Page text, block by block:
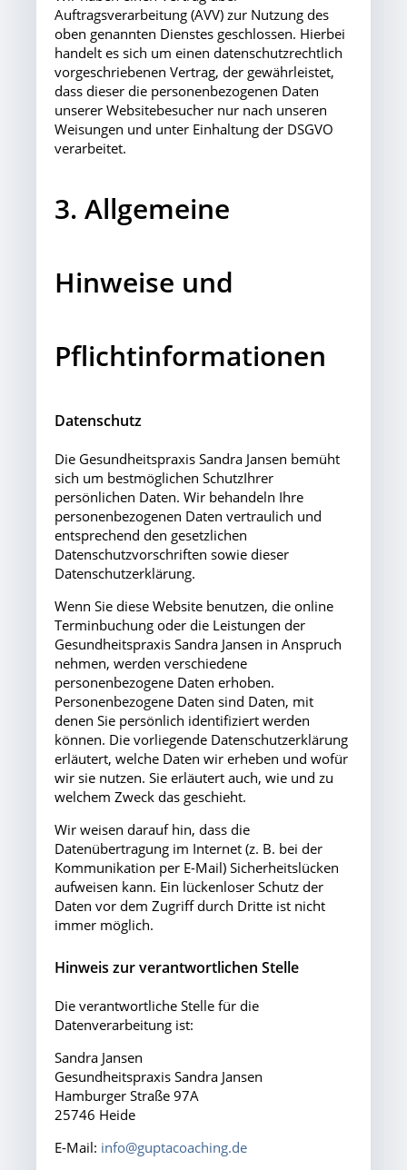
Auftragsverarbeitung (AVV) zur Nutzung des
oben genannten Dienstes geschlossen. Hierbei
handelt es sich um einen datenschutzrechtlich
vorgeschriebenen Vertrag, der gewährleistet,
dass dieser die personenbezogenen Daten
unserer Websitebesucher nur nach unseren
Weisungen und unter Einhaltung der DSGVO
verarbeitet.
3. Allgemeine
Hinweise und
Pflichtinformationen
Datenschutz
Die Gesundheitspraxis Sandra Jansen bemüht
sich um bestmöglichen SchutzIhrer
persönlichen Daten. Wir behandeln Ihre
personenbezogenen Daten vertraulich und
entsprechend den gesetzlichen
Datenschutzvorschriften sowie dieser
Datenschutzerklärung.
Wenn Sie diese Website benutzen, die online
Terminbuchung oder die Leistungen der
Gesundheitspraxis Sandra Jansen in Anspruch
nehmen, werden verschiedene
personenbezogene Daten erhoben.
Personenbezogene Daten sind Daten, mit
denen Sie persönlich identifiziert werden
können. Die vorliegende Datenschutzerklärung
erläutert, welche Daten wir erheben und wofür
wir sie nutzen. Sie erläutert auch, wie und zu
welchem Zweck das geschieht.
Wir weisen darauf hin, dass die
Datenübertragung im Internet (z. B. bei der
Kommunikation per E-Mail) Sicherheitslücken
aufweisen kann. Ein lückenloser Schutz der
Daten vor dem Zugriff durch Dritte ist nicht
immer möglich.
Hinweis zur verantwortlichen Stelle
Die verantwortliche Stelle für die
Datenverarbeitung ist:
Sandra Jansen
Gesundheitspraxis Sandra Jansen
Hamburger Straße 97A
25746 Heide
E-Mail: info@guptacoaching.de